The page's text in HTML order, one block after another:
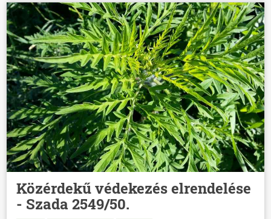
Közérdekű védekezés elrendelése
- Szada 2549/50.